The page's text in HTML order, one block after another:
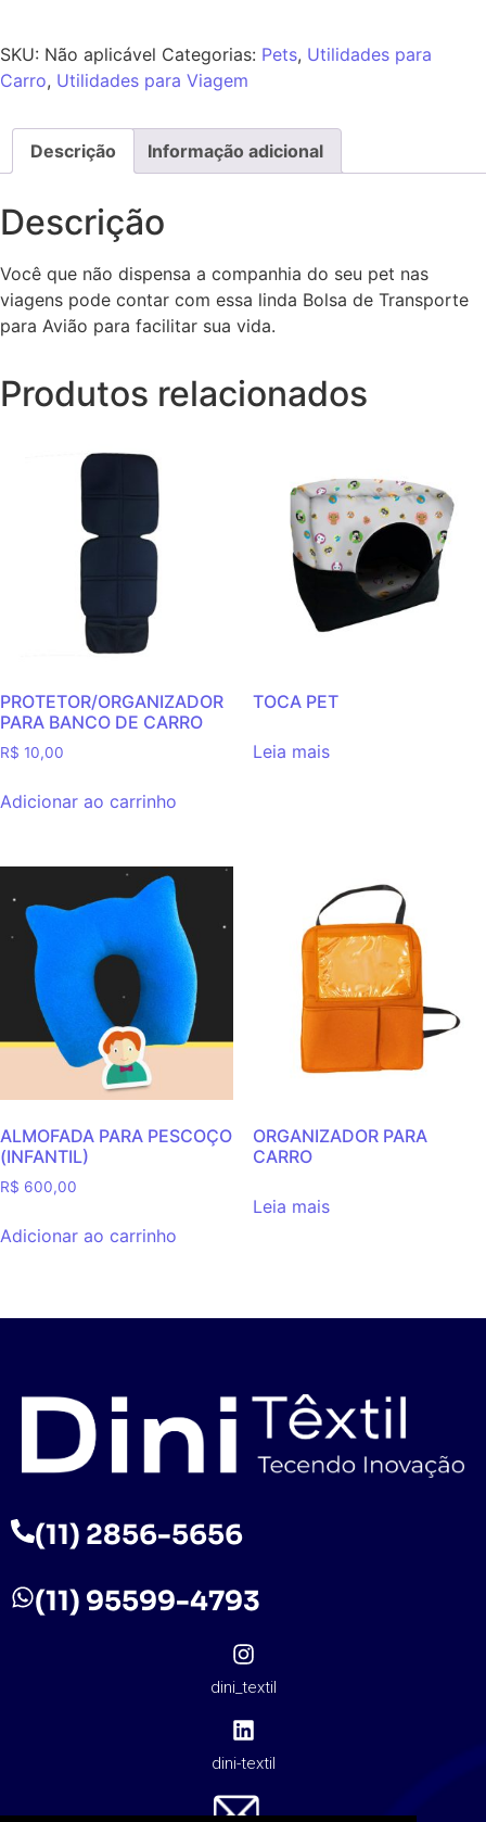
SKU: Não aplicável Categorias: Pets, Utilidades para
Carro, Utilidades para Viagem
Descrição Informação adicional
Descrição
Você que não dispensa a companhia do seu pet nas
viagens pode contar com essa linda Bolsa de Transporte
para Avião para facilitar sua vida.
Produtos relacionados
PROTETOR/ORGANIZADOR
PARA BANCO DE CARRO
R$ 10,00
Adicionar ao carrinho
TOCA PET
Leia mais
ALMOFADA PARA PESCOÇO
(INFANTIL)
R$ 600,00
Adicionar ao carrinho
ORGANIZADOR PARA
CARRO
Leia mais
(11) 2856-5656
(11) 95599-4793
dini_textil
dini-textil